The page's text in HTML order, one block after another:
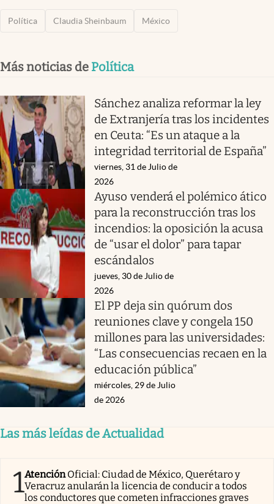
Política Claudia Sheinbaum México
Más noticias de Política
Sánchez analiza reformar la ley
de Extranjería tras los incidentes
en Ceuta: “Es un ataque a la
integridad territorial de España”
viernes, 31 de Julio de
2026
Ayuso venderá el polémico ático
para la reconstrucción tras los
incendios: la oposición la acusa
de “usar el dolor” para tapar
escándalos
jueves, 30 de Julio de
2026
El PP deja sin quórum dos
reuniones clave y congela 150
millones para las universidades:
“Las consecuencias recaen en la
educación pública”
miércoles, 29 de Julio
de 2026
Las más leídas de Actualidad
1AtenciónOficial: Ciudad de México, Querétaro y
Veracruz anularán la licencia de conducir a todos
los conductores que cometen infracciones graves